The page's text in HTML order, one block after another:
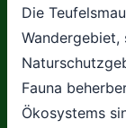
Die
Fauna
Ökosystems